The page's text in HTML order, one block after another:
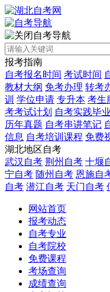
自考导航
报考指南
自考报名时间 考试时间
教材大纲 免考办理 转考
训 学位申请 专升本 考生
考考试计划 自考实践毕业
历年真题 自考串讲笔记
信息 自考培训课程 免费
湖北地区自考
武汉自考 荆州自考 十堰
宁自考 随州自考 恩施自
自考 潜江自考 天门自考
网站首页
报考动态
自考专业
自考院校
免费课程
考场查询
成绩查询